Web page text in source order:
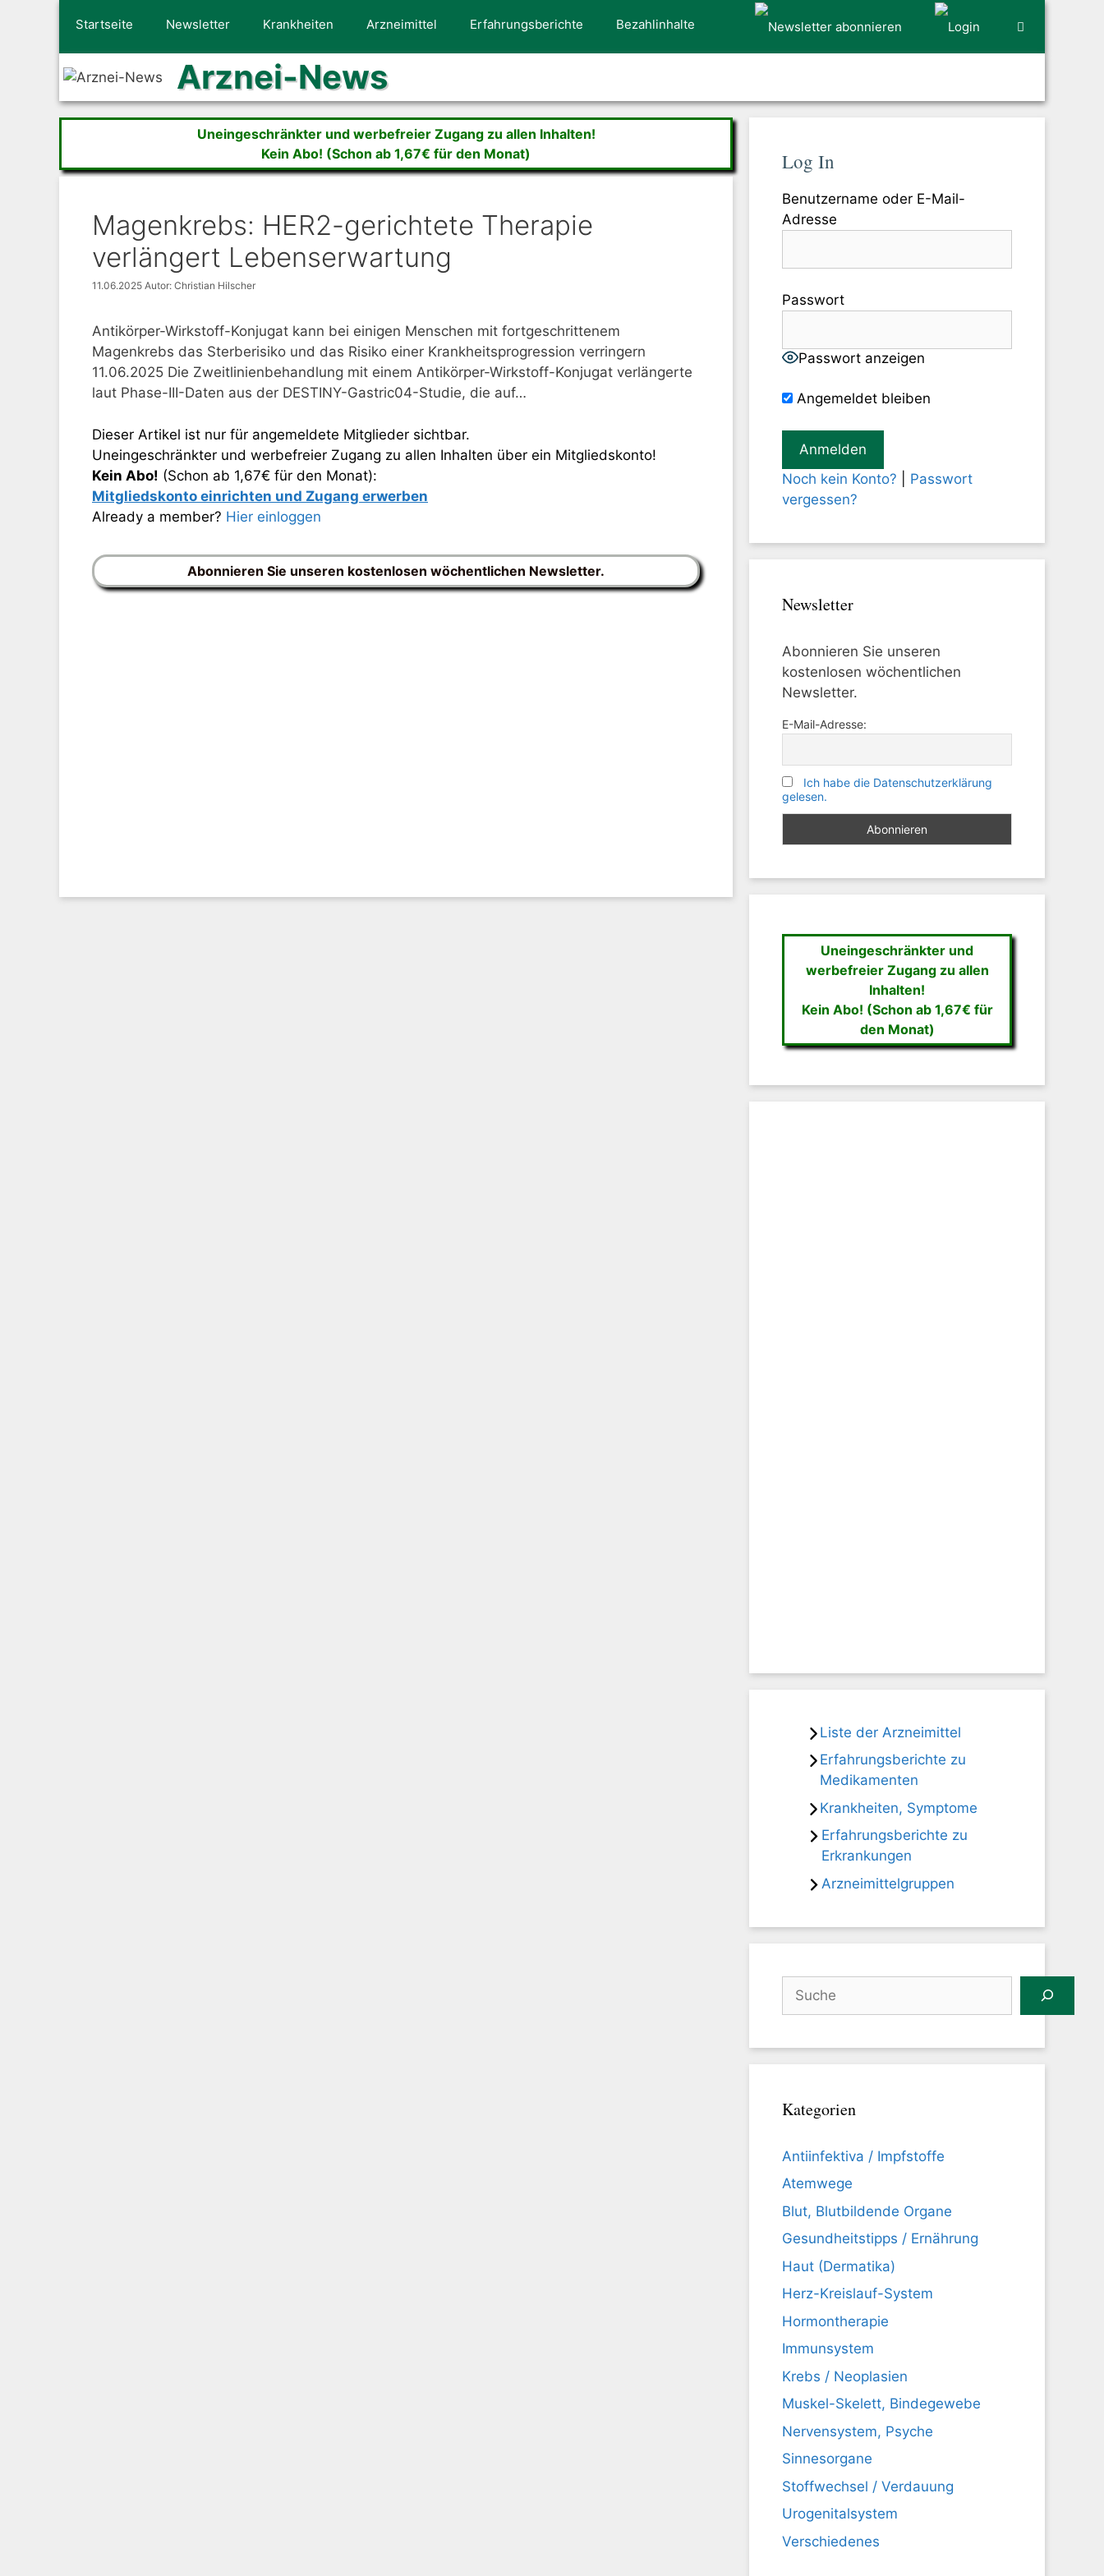
Startseite Newsletter Krankheiten Arzneimittel Erfahrungsberichte Bezahlinhalte
Arznei-News
Uneingeschränkter und werbefreier Zugang zu allen Inhalten!
Kein Abo! (Schon ab 1,67€ für den Monat)
Magenkrebs: HER2-gerichtete Therapie
verlängert Lebenserwartung
11.06.2025 Autor: Christian Hilscher
Antikörper-Wirkstoff-Konjugat kann bei einigen Menschen mit fortgeschrittenem
Magenkrebs das Sterberisiko und das Risiko einer Krankheitsprogression verringern
11.06.2025 Die Zweitlinienbehandlung mit einem Antikörper-Wirkstoff-Konjugat verlängerte
laut Phase-III-Daten aus der DESTINY-Gastric04-Studie, die auf…
Dieser Artikel ist nur für angemeldete Mitglieder sichtbar.
Uneingeschränkter und werbefreier Zugang zu allen Inhalten über ein Mitgliedskonto!
Kein Abo! (Schon ab 1,67€ für den Monat):
Mitgliedskonto einrichten und Zugang erwerben
Already a member? Hier einloggen
Abonnieren Sie unseren kostenlosen wöchentlichen Newsletter.
Log In
Benutzername oder E-Mail-
Adresse
Passwort
Passwort anzeigen
Angemeldet bleiben
Noch kein Konto?
Passwort
vergessen?
Newsletter
Abonnieren Sie unseren
kostenlosen wöchentlichen
Newsletter.
E-Mail-Adresse:
Ich habe die Datenschutzerklärung
gelesen.
Uneingeschränkter und
werbefreier Zugang zu allen
Inhalten!
Kein Abo! (Schon ab 1,67€ für
den Monat)
Liste der Arzneimittel
Erfahrungsberichte zu
Medikamenten
Krankheiten, Symptome
Erfahrungsberichte zu
Erkrankungen
Arzneimittelgruppen
Kategorien
Antiinfektiva / Impfstoffe
Atemwege
Blut, Blutbildende Organe
Gesundheitstipps / Ernährung
Haut (Dermatika)
Herz-Kreislauf-System
Hormontherapie
Immunsystem
Krebs / Neoplasien
Muskel-Skelett, Bindegewebe
Nervensystem, Psyche
Sinnesorgane
Stoffwechsel / Verdauung
Urogenitalsystem
Verschiedenes